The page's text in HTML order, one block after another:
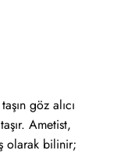
göz alıcı
Ametist,
olarak bilinir;